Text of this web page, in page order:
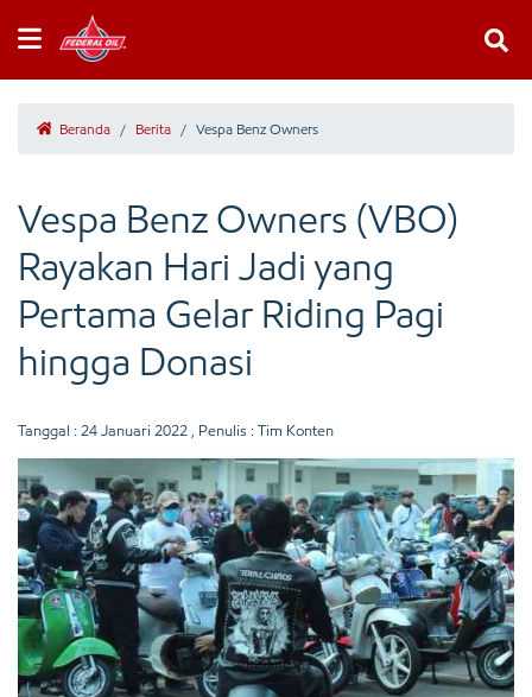
Beranda / Berita / Vespa Benz Owners
Vespa Benz Owners (VBO)
Rayakan Hari Jadi yang
Pertama Gelar Riding Pagi
hingga Donasi
Tanggal : 24 Januari 2022 , Penulis : Tim Konten